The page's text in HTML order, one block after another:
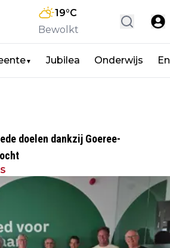
19°C
Bewolkt
▼ Jubilea Onderwijs
doelen dankzij Goeree-